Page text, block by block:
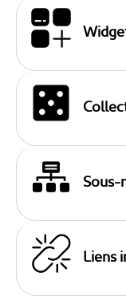
Sous-
Liens